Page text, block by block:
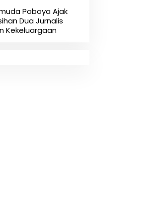
Poboya Ajak
Dua Jurnalis
Kekeluargaan